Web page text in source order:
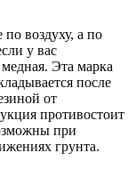
воздуху, а по
у вас
Эта марка
после
от
противостоит
при
грунта.